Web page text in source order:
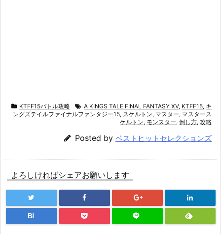
KTFF15バトル攻略 A KINGS TALE FINAL FANTASY XV, KTFF15, キ
ングズテイルファイナルファンタジー15, スケルトン, マスター, マスタース
ケルトン, モンスター, 倒し方, 攻略
Posted by ベストヒットセレクションズ
よろしければシェアお願いします
B!